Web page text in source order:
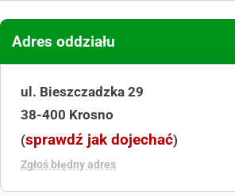
Adres oddziału
ul. Bieszczadzka 29
38-400 Krosno
(sprawdź jak dojechać)
Zgłoś błędny adres